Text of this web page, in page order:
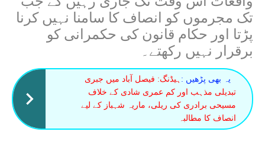
تک مجرموں کو انصاف کا سامنا نہیں کرنا
پڑتا اور حکام قانون کی حکمرانی کو
برقرار نہیں رکھتے۔
یہ بھی پڑھیں : ہیڈنگ: فیصل آباد میں جبری
تبدیلی مذہب اور کم عمری شادی کے خلاف
مسیحی برادری کی ریلی، ماریہ شہباز کے لیے
انصاف کا مطالبہ